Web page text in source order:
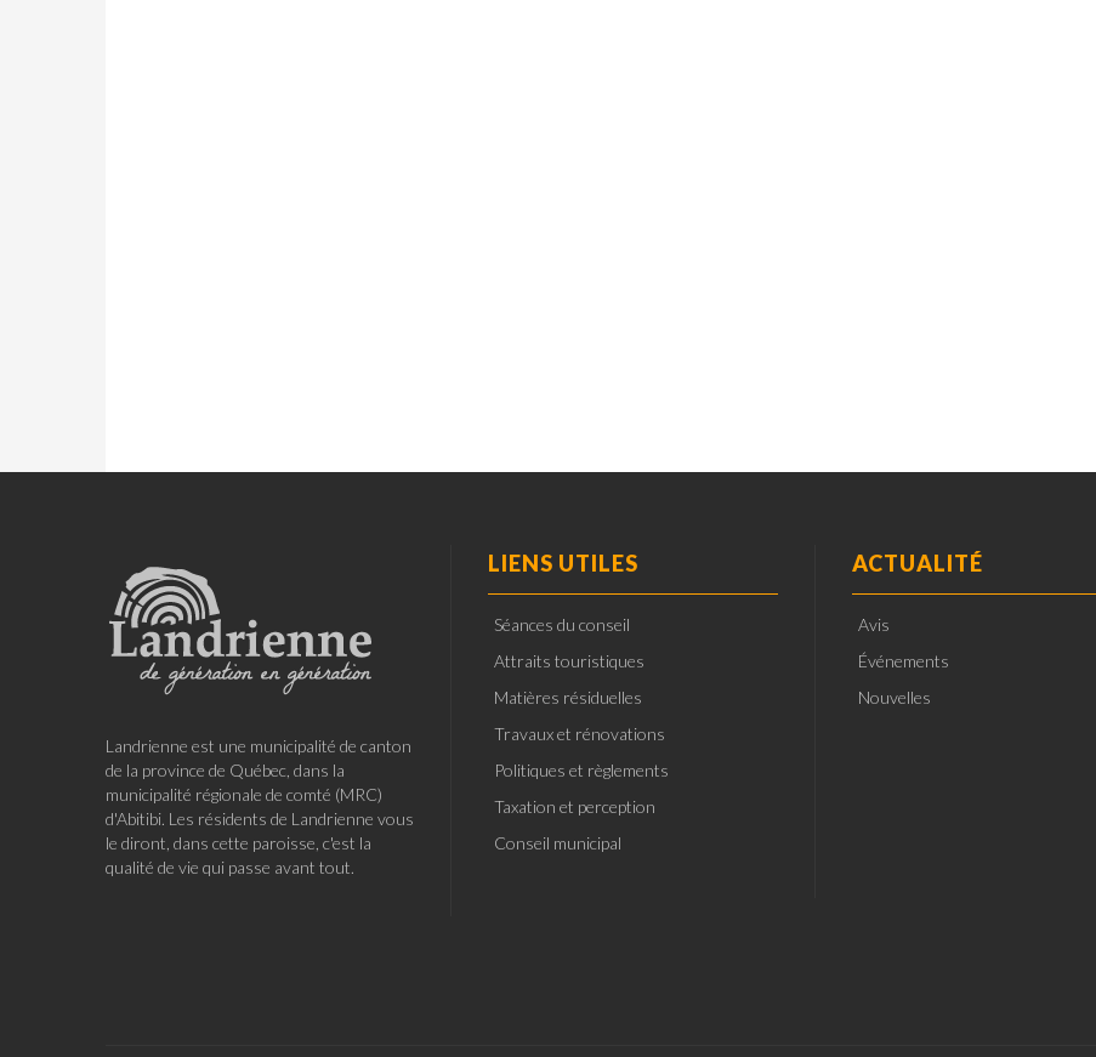
Landrienne est une municipalité de canton
de la province de Québec, dans la
municipalité régionale de comté (MRC)
d'Abitibi. Les résidents de Landrienne vous
le diront, dans cette paroisse, c'est la
qualité de vie qui passe avant tout.
LIENS UTILES
Séances du conseil
Attraits touristiques
Matières résiduelles
Travaux et rénovations
Politiques et règlements
Taxation et perception
Conseil municipal
ACTUALITÉ
Avis
Événements
Nouvelles